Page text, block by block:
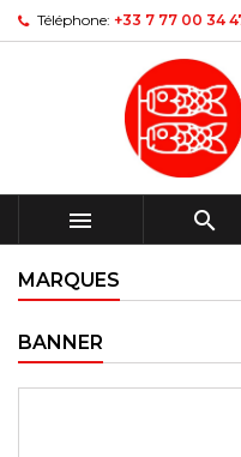
Téléphone: +33 7 77 00 34
 
MARQUES
BANNER